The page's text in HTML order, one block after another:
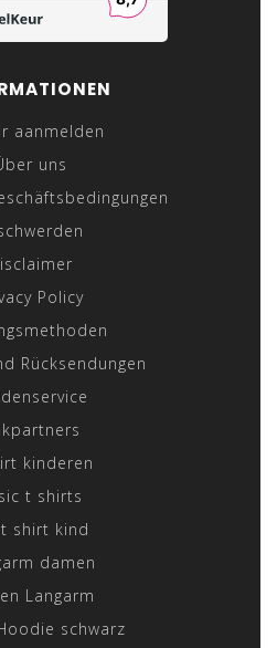
aanmelden
uns
Policy
Rücksendungen
kinderen
t shirts
shirt kind
damen
Langarm
schwarz